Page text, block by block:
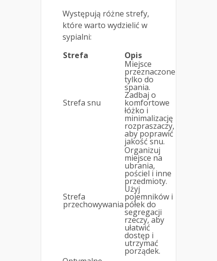
Występują różne strefy,
które warto wydzielić w
sypialni:
Strefa
Opis
Strefa snu
Miejsce
przeznaczone
tylko do
spania.
Zadbaj o
komfortowe
łóżko i
minimalizację
rozpraszaczy,
aby poprawić
jakość snu.
Strefa
przechowywania
Organizuj
miejsce na
ubrania,
pościel i inne
przedmioty.
Użyj
pojemników i
półek do
segregacji
rzeczy, aby
ułatwić
dostęp i
utrzymać
porządek.